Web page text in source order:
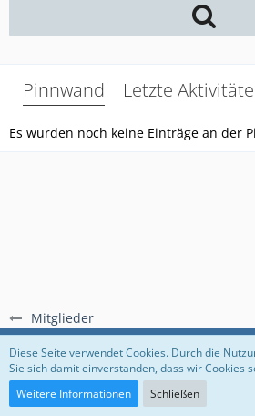
Mitglieder
Pinnwand Letzte
Es wurden noch keine Einträge an der
Regeln Datenschutzerklärung
Community-Software:
Diese Seite verwendet Cookies. Durch die
Sie sich damit einverstanden, dass wir Cookies
Weitere Informationen
Schließen